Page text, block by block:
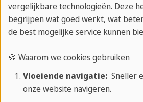
met mensen die dezelfde
hadden."
Renske: "Het
Er werden meerdere activiteiten
vergelijkbare technologieën. Deze
begrijpen wat goed werkt, wat
de best mogelijke service kunnen
🍪 Waarom we cookies gebruiken
Vloeiende navigatie:Sneller
onze website navigeren.